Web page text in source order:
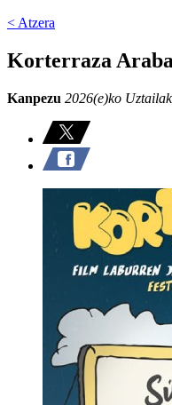
< Atzera
Korterraza
Kanpezu 2026(e)ko